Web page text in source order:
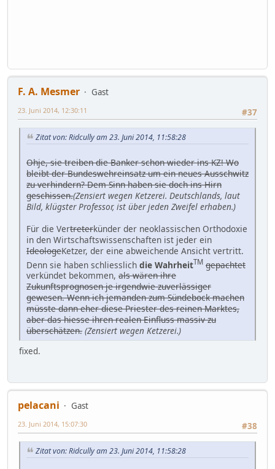
F. A. Mesmer
Gast
#37
23. Juni 2014, 12:30:11
Zitat von: Ridcully am 23. Juni 2014, 11:58:28
Ohje, sie treiben die Banker schon wieder ins KZ! Wo
bleibt der Bundeswehreinsatz um ein neues Ausschwitz
zu verhindern? Dem Sinn haben sie doch ins Hirn
geschissen.(Zensiert wegen Ketzerei. Deutschlands, laut
Bild, klügster Professor, ist über jeden Zweifel erhaben.)
Für die Vertreterkünder der neoklassischen Orthodoxie
in den Wirtschaftswissenschaften ist jeder ein
IdeologeKetzer, der eine abweichende Ansicht vertritt.
Denn sie haben schliesslich die WahrheitTM gepachtet
verkündet bekommen, als wären ihre
Zukunftsprognosen je irgendwie zuverlässiger
gewesen. Wenn ich jemanden zum Sündebock machen
müsste dann eher diese Priester des reinen Marktes,
aber das hiesse ihren realen Einfluss massiv zu
überschätzen. (Zensiert wegen Ketzerei.)
fixed.
pelacani
Gast
#38
23. Juni 2014, 15:07:30
Zitat von: Ridcully am 23. Juni 2014, 11:58:28